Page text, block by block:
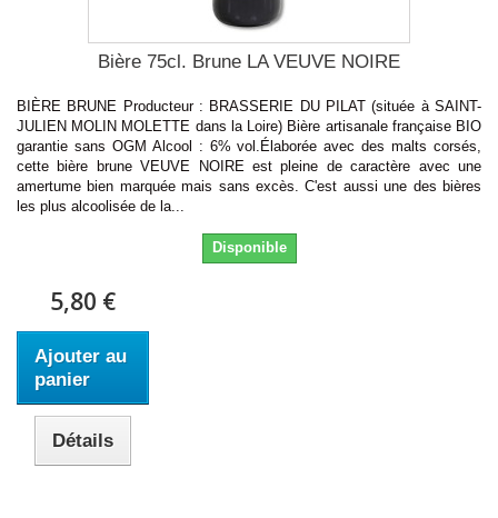
Bière 75cl. Brune LA VEUVE NOIRE
BIÈRE BRUNE Producteur : BRASSERIE DU PILAT (située à SAINT-
JULIEN MOLIN MOLETTE dans la Loire) Bière artisanale française BIO
garantie sans OGM Alcool : 6% vol.Élaborée avec des malts corsés,
cette bière brune VEUVE NOIRE est pleine de caractère avec une
amertume bien marquée mais sans excès. C'est aussi une des bières
les plus alcoolisée de la...
Disponible
5,80 €
Ajouter au
panier
Détails